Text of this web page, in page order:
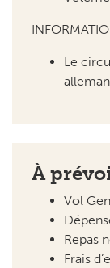
Le
À
Vol
Repas
Frais